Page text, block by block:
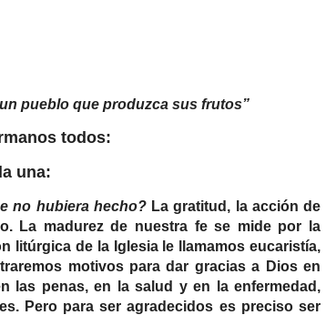
pueblo que produzca sus frutos”
todos:
una:
no hubiera hecho?La gratitud, la acción de
La madurez de nuestra fe se mide por la
litúrgica de la Iglesia le llamamos eucaristía,
motivos para dar gracias a Dios en
las penas, en la salud y en la enfermedad,
Pero para ser agradecidos es preciso ser